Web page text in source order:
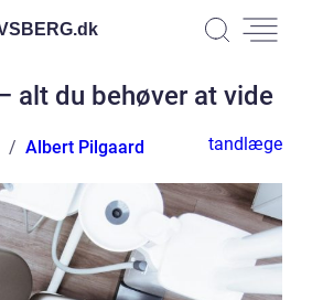
dk
alt du behøver at vide
Albert Pilgaard tandlæge